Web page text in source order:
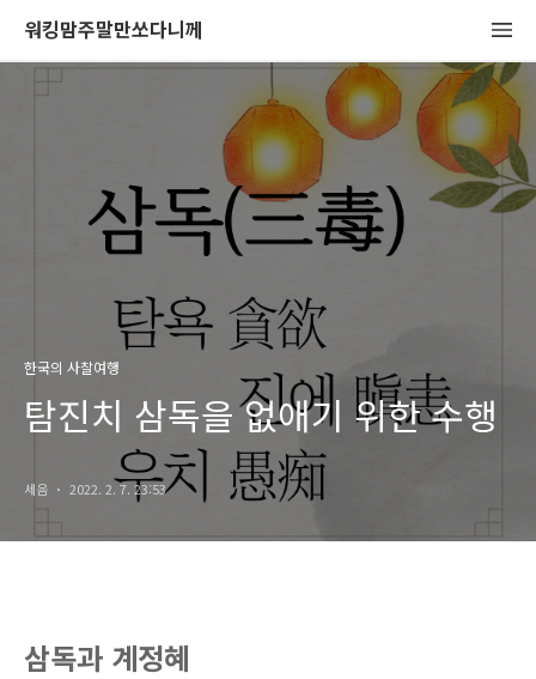
워킹맘주말만쏘다니께
한국의 사찰여행
탐진치 삼독을 없애기 위한 수행
세음 2022. 2. 7. 23:53
삼독과 계정혜